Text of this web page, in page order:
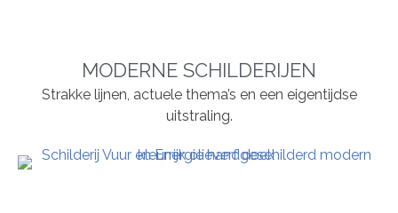
MODERNE SCHILDERIJEN
Strakke lijnen, actuele thema’s en een eigentijdse
uitstraling.